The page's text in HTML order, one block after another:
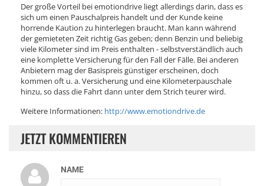
Der große Vorteil bei emotiondrive liegt allerdings darin, dass es
sich um einen Pauschalpreis handelt und der Kunde keine
horrende Kaution zu hinterlegen braucht. Man kann während
der gemieteten Zeit richtig Gas geben; denn Benzin und beliebig
viele Kilometer sind im Preis enthalten - selbstverständlich auch
eine komplette Versicherung für den Fall der Fälle. Bei anderen
Anbietern mag der Basispreis günstiger erscheinen, doch
kommen oft u. a. Versicherung und eine Kilometerpauschale
hinzu, so dass die Fahrt dann unter dem Strich teurer wird.
Weitere Informationen: http://www.emotiondrive.de
JETZT KOMMENTIEREN
NAME